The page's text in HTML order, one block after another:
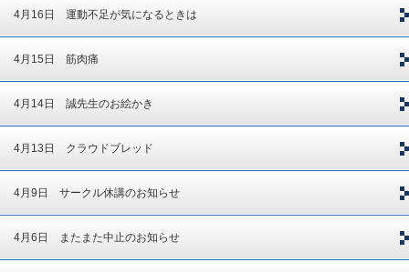
4月16日 運動不足が気になるときは
4月15日 筋肉痛
4月14日 誠先生のお絵かき
4月13日 クラウドブレッド
4月9日 サークル休講のお知らせ
4月6日 またまた中止のお知らせ